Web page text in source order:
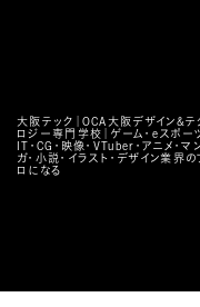
大阪テック｜OCA⼤阪デザイン&テ
ロジー専⾨学校｜ゲーム・eスポーツ
IT・CG・映像・VTuber・アニメ・マ
ガ・小説・イラスト・デザイン業界の
ロになる